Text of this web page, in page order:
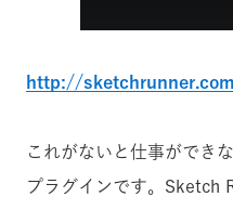
http://sketchrunner.com
これがないと仕事ができ
プラグインです。Sketch